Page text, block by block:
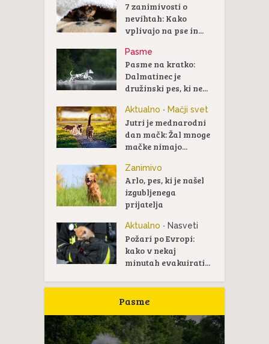
7 zanimivosti o
nevihtah: Kako
vplivajo na pse in...
Pasme
Pasme na kratko:
Dalmatinec je
družinski pes, ki ne...
Aktualno • Mačji svet
Jutri je mednarodni
dan mačk: Žal mnoge
mačke nimajo...
Zanimivo
Arlo, pes, ki je našel
izgubljenega
prijatelja
Aktualno • Nasveti
Požari po Evropi:
kako v nekaj
minutah evakuirati...
Pasme